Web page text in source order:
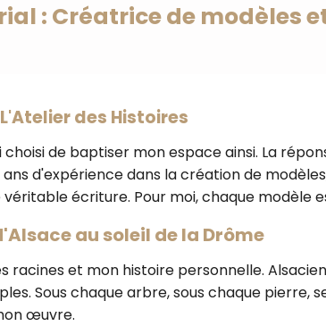
: Créatrice de modèles
des Histoires
de baptiser mon espace ainsi. La
d'expérience dans la création de
écriture. Pour moi, chaque modèle
au soleil de la Drôme
racines et mon histoire personnelle.
Sous chaque arbre, sous chaque pierre,
œuvre.